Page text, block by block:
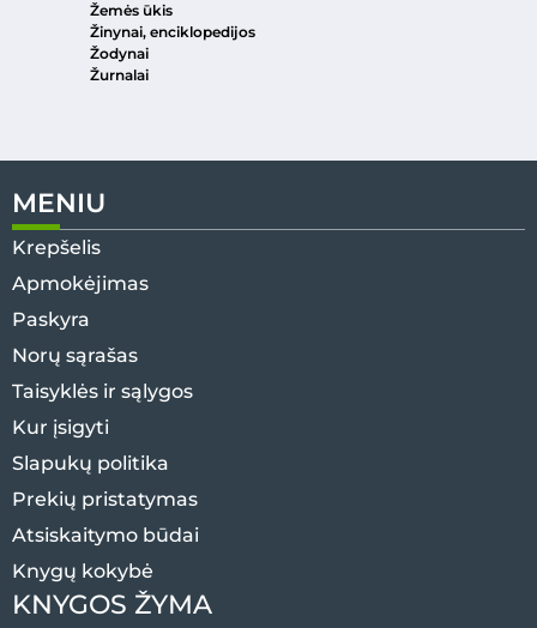
Žemės ūkis
Žinynai, enciklopedijos
Žodynai
Žurnalai
MENIU
Krepšelis
Apmokėjimas
Paskyra
Norų sąrašas
Taisyklės ir sąlygos
Kur įsigyti
Slapukų politika
Prekių pristatymas
Atsiskaitymo būdai
Knygų kokybė
KNYGOS ŽYMA